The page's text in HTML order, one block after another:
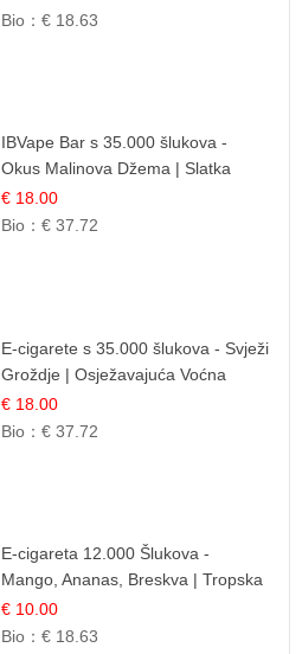
Bio：€ 18.63
IBVape Bar s 35.000 šlukova -
Okus Malinova Džema | Slatka
Voćna Aroma
€ 18.00
Bio：€ 37.72
E-cigarete s 35.000 šlukova - Svježi
Groždje | Osježavajuća Voćna
Aroma
€ 18.00
Bio：€ 37.72
E-cigareta 12.000 Šlukova -
Mango, Ananas, Breskva | Tropska
Voćna Mješavina
€ 10.00
Bio：€ 18.63